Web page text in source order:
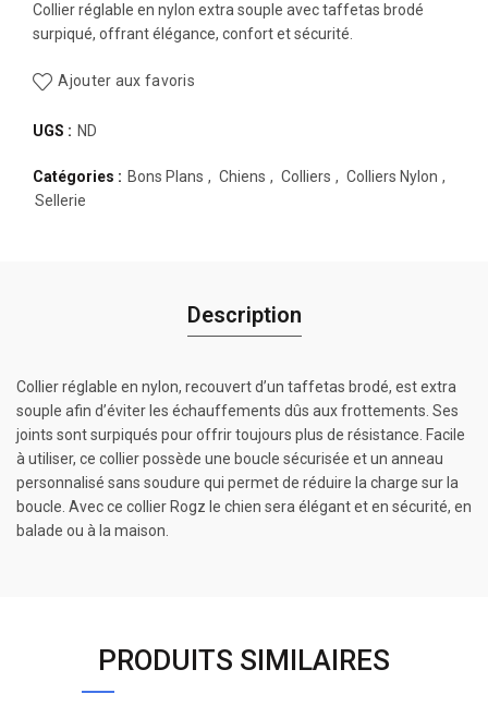
Collier réglable en nylon extra souple avec taffetas brodé
surpiqué, offrant élégance, confort et sécurité.
Ajouter aux favoris
UGS : ND
Catégories : Bons Plans , Chiens , Colliers , Colliers Nylon ,
Sellerie
Description
Collier réglable en nylon, recouvert d’un taffetas brodé, est extra
souple afin d’éviter les échauffements dûs aux frottements. Ses
joints sont surpiqués pour offrir toujours plus de résistance. Facile
à utiliser, ce collier possède une boucle sécurisée et un anneau
personnalisé sans soudure qui permet de réduire la charge sur la
boucle. Avec ce collier Rogz le chien sera élégant et en sécurité, en
balade ou à la maison.
PRODUITS SIMILAIRES